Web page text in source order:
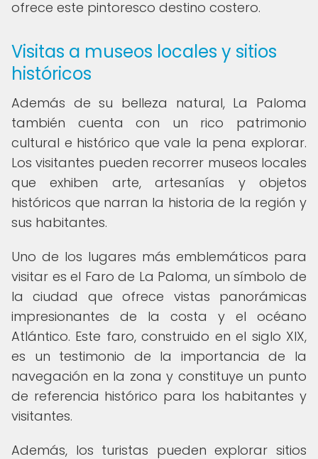
ofrece este pintoresco destino costero.
Visitas a museos locales y sitios
históricos
Además de su belleza natural, La Paloma
también cuenta con un rico patrimonio
cultural e histórico que vale la pena explorar.
Los visitantes pueden recorrer museos locales
que exhiben arte, artesanías y objetos
históricos que narran la historia de la región y
sus habitantes.
Uno de los lugares más emblemáticos para
visitar es el Faro de La Paloma, un símbolo de
la ciudad que ofrece vistas panorámicas
impresionantes de la costa y el océano
Atlántico. Este faro, construido en el siglo XIX,
es un testimonio de la importancia de la
navegación en la zona y constituye un punto
de referencia histórico para los habitantes y
visitantes.
Además, los turistas pueden explorar sitios